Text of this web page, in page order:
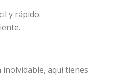
y rápido.
inolvidable, aquí tienes